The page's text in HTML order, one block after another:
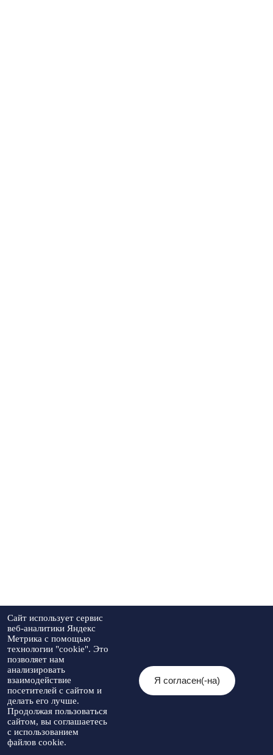
Сайт использует сервис
веб-аналитики Яндекс
Метрика с помощью
технологии "cookie". Это
позволяет нам
анализировать
взаимодействие
посетителей с сайтом и
делать его лучше.
Продолжая пользоваться
сайтом, вы соглашаетесь
с использованием
файлов cookie.
Я согласен(-на)